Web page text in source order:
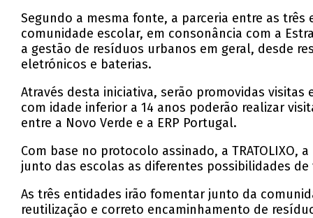
Segundo a mesma fonte, a parceria entre as
comunidade escolar, em consonância com a
a gestão de resíduos urbanos em geral, desde
eletrónicos e baterias.
Através desta iniciativa, serão promovidas visitas
com idade inferior a 14 anos poderão realizar
entre a Novo Verde e a ERP Portugal.
Com base no protocolo assinado, a
junto das escolas as diferentes possibilidades de
As três entidades irão fomentar junto da
reutilização e correto encaminhamento de